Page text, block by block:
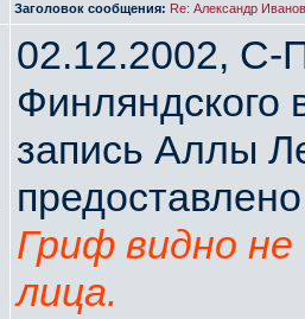
Заголовок сообщения: Re: Александр
02.12.2002, С-
Финляндского
запись Аллы
Гриф видно не
лица.